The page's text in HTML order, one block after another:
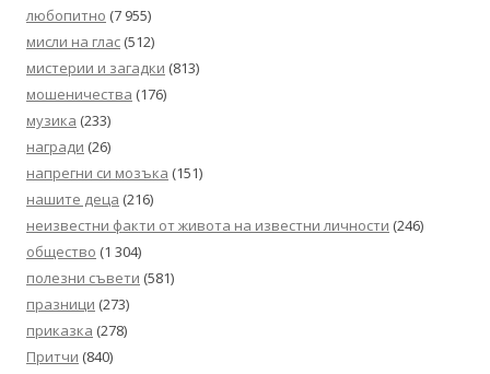
любопитно (7 955)
мисли на глас (512)
мистерии и загадки (813)
мошеничества (176)
музика (233)
награди (26)
напрегни си мозъка (151)
нашите деца (216)
неизвестни факти от живота на известни личности (246)
общество (1 304)
полезни съвети (581)
празници (273)
приказка (278)
Притчи (840)